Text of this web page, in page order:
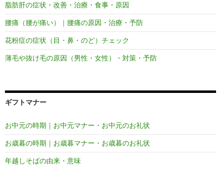
脂肪肝の症状・改善・治療・食事・原因
腰痛（腰が痛い）｜腰痛の原因・治療・予防
花粉症の症状（目・鼻・のど）チェック
薄毛や抜け毛の原因（男性・女性）・対策・予防
ギフトマナー
お中元の時期｜お中元マナー・お中元のお礼状
お歳暮の時期｜お歳暮マナー・お歳暮のお礼状
年越しそばの由来・意味